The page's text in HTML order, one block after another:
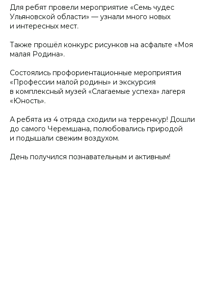
Для ребят провели мероприятие «Семь чудес
Ульяновской области» — узнали много новых
и интересных мест.
Также прошёл конкурс рисунков на асфальте «Моя
малая Родина».
Состоялись профориентационные мероприятия
«Профессии малой родины» и экскурсия
в комплексный музей «Слагаемые успеха» лагеря
«Юность».
А ребята из 4 отряда сходили на терренкур! Дошли
до самого Черемшана, полюбовались природой
и подышали свежим воздухом.
День получился познавательным и активным!